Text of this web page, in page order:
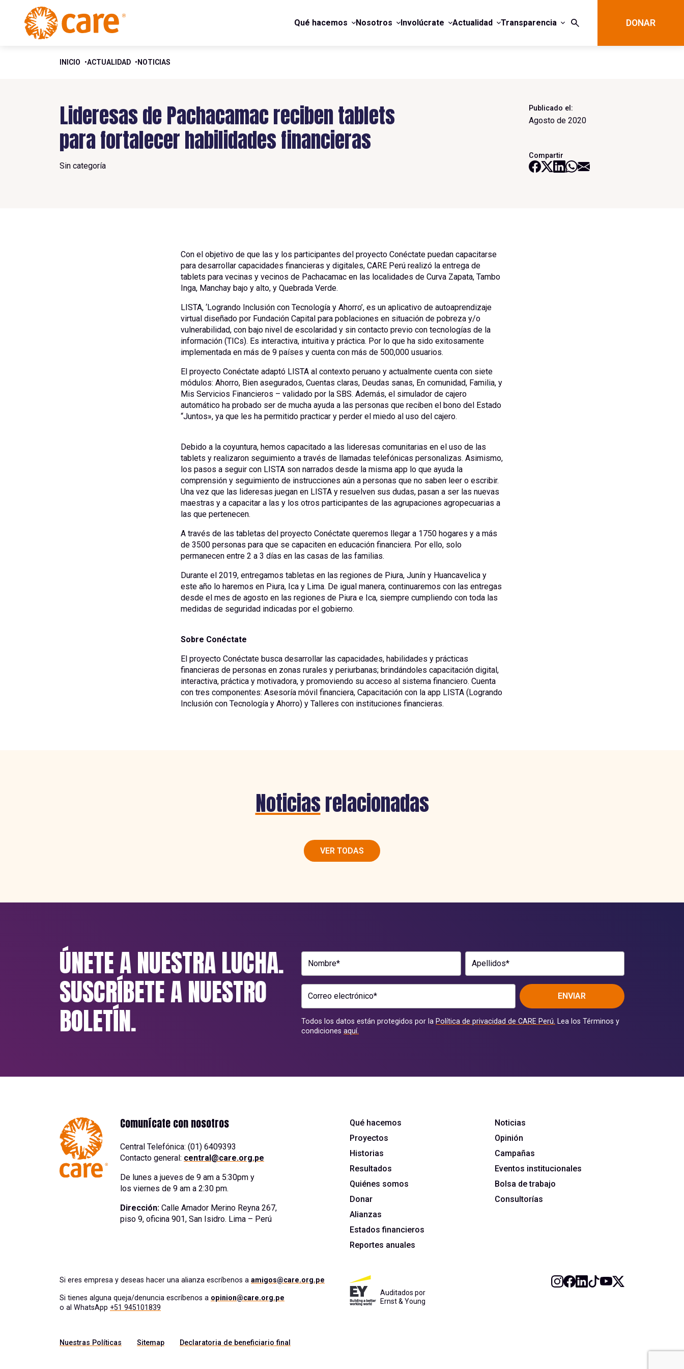
Qué hacemos Nosotros Involúcrate Actualidad Transparencia DONAR
INICIO ACTUALIDAD NOTICIAS
Lideresas de Pachacamac reciben tablets
para fortalecer habilidades financieras
Sin categoría
Publicado el:
Agosto de 2020
Compartir
Con el objetivo de que las y los participantes del proyecto Conéctate puedan capacitarse
para desarrollar capacidades financieras y digitales, CARE Perú realizó la entrega de
tablets para vecinas y vecinos de Pachacamac en las localidades de Curva Zapata, Tambo
Inga, Manchay bajo y alto, y Quebrada Verde.
LISTA, ‘Logrando Inclusión con Tecnología y Ahorro’, es un aplicativo de autoaprendizaje
virtual diseñado por Fundación Capital para poblaciones en situación de pobreza y/o
vulnerabilidad, con bajo nivel de escolaridad y sin contacto previo con tecnologías de la
información (TICs). Es interactiva, intuitiva y práctica. Por lo que ha sido exitosamente
implementada en más de 9 países y cuenta con más de 500,000 usuarios.
El proyecto Conéctate adaptó LISTA al contexto peruano y actualmente cuenta con siete
módulos: Ahorro, Bien asegurados, Cuentas claras, Deudas sanas, En comunidad, Familia, y
Mis Servicios Financieros – validado por la SBS. Además, el simulador de cajero
automático ha probado ser de mucha ayuda a las personas que reciben el bono del Estado
“Juntos», ya que les ha permitido practicar y perder el miedo al uso del cajero.
Debido a la coyuntura, hemos capacitado a las lideresas comunitarias en el uso de las
tablets y realizaron seguimiento a través de llamadas telefónicas personalizas. Asimismo,
los pasos a seguir con LISTA son narrados desde la misma app lo que ayuda la
comprensión y seguimiento de instrucciones aún a personas que no saben leer o escribir.
Una vez que las lideresas juegan en LISTA y resuelven sus dudas, pasan a ser las nuevas
maestras y a capacitar a las y los otros participantes de las agrupaciones agropecuarias a
las que pertenecen.
A través de las tabletas del proyecto Conéctate queremos llegar a 1750 hogares y a más
de 3500 personas para que se capaciten en educación financiera. Por ello, solo
permanecen entre 2 a 3 días en las casas de las familias.
Durante el 2019, entregamos tabletas en las regiones de Piura, Junín y Huancavelica y
este año lo haremos en Piura, Ica y Lima. De igual manera, continuaremos con las entregas
desde el mes de agosto en las regiones de Piura e Ica, siempre cumpliendo con toda las
medidas de seguridad indicadas por el gobierno.
Sobre Conéctate
El proyecto Conéctate busca desarrollar las capacidades, habilidades y prácticas
financieras de personas en zonas rurales y periurbanas; brindándoles capacitación digital,
interactiva, práctica y motivadora, y promoviendo su acceso al sistema financiero. Cuenta
con tres componentes: Asesoría móvil financiera, Capacitación con la app LISTA (Logrando
Inclusión con Tecnología y Ahorro) y Talleres con instituciones financieras.
Noticiasrelacionadas
VER TODAS
ÚNETE A NUESTRA LUCHA.
SUSCRÍBETE A NUESTRO
BOLETÍN.
Nombre* Apellidos*
Correo electrónico* ENVIAR
Todos los datos están protegidos por la Política de privacidad de CARE Perú.
Lea los Términos y
condiciones aquí.
Comunícate con nosotros
Central Telefónica: (01) 6409393
Contacto general: central@care.org.pe
De lunes a jueves de 9 am a 5:30pm y
los viernes de 9 am a 2:30 pm.
Dirección: Calle Amador Merino Reyna 267,
piso 9, oficina 901, San Isidro. Lima – Perú
Qué hacemos
Proyectos
Historias
Resultados
Quiénes somos
Donar
Alianzas
Estados financieros
Reportes anuales
Noticias
Opinión
Campañas
Eventos institucionales
Bolsa de trabajo
Consultorías
Si eres empresa y deseas hacer una alianza escríbenos a amigos@care.org.pe
Si tienes alguna queja/denuncia escríbenos a opinion@care.org.pe
o al WhatsApp +51 945101839
Auditados por
Ernst & Young
Nuestras Políticas Sitemap Declaratoria de beneficiario final